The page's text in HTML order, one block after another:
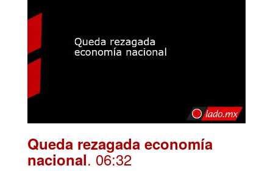
Queda rezagada economía
nacional. 06:32